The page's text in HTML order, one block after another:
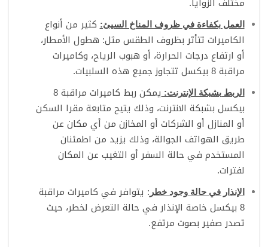
العمل بكفاءة في ظروف المناخ السيئ:كثير من أنواع
الكاميرات تتأثر بظروف الطقس مثل: هطول الأمطار،
أو ارتفاع درجات الحرارة، أو هبوب الرياح، وكاميرات
مراقبة 8 بيكسل تتجاوز جميع هذه السلبيات.
الربط بشبكة الإنترنت:
يمكن ربط كاميرات مراقبة 8
بيكسل بشبكة الانترنت، وذلك يتيح متابعة مقرا السكن
أو المنازل أو الشركات أو المخازن من أي مكان عن
طريق الهواتف الجوالة، وذلك يزيد من اطمئنان
المستخدم في حالة السفر أو التغيب عن المكان
لفترات.
الإنذار في حالة وجود خطر : يتوافر في كاميرات مراقبة
8 بيكسل خاصة الإنذار في حالة التعرض لخطر، حيث
تصدر صفير بصوت مرتفع.